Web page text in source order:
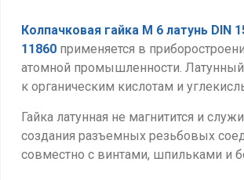
Колпачковая гайка М 6 латунь DIN
11860 применяется в
атомной промышленности.
к органическим кислотам и
Гайка латунная не магнитится и
создания разъемных резьбовых
совместно с винтами, шпильками и